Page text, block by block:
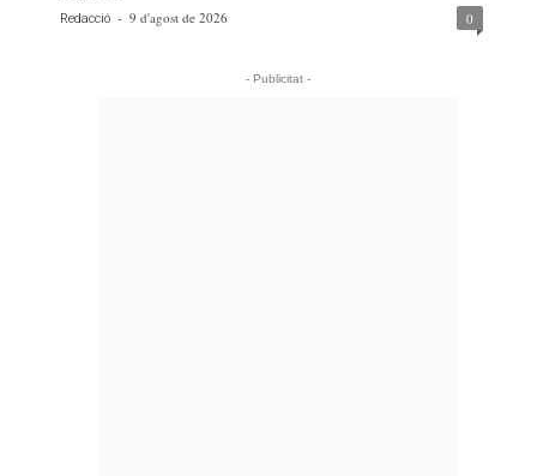
Redacció - 9 d'agost de 2026 0
- Publicitat -